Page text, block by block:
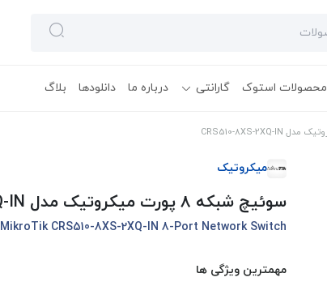
محصولات استوک گارانتی درباره ما دانلودها بلاگ
میکروتیک
سوئیچ شبکه 8 پورت میکروتیک مدل CRS510-8XS-2XQ-IN
MikroTik CRS510-8XS-2XQ-IN 8-Port Network Switch
مهمترین ویژگی ها